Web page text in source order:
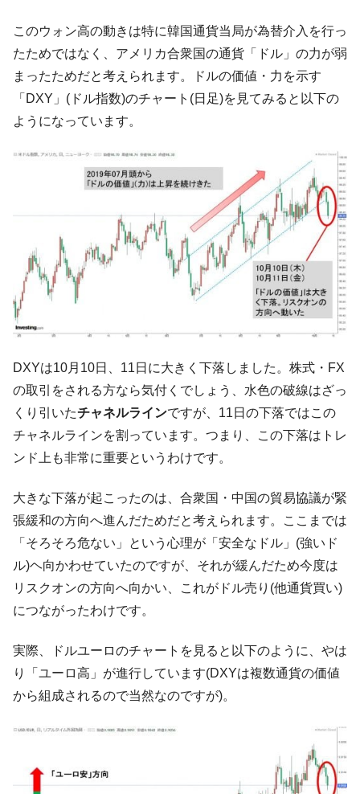
『Money1』
韓国政府「2035年までに18.4GW規模のAIデ
ータセンター整備」⇒ だから無理だってば。
『Money1』
JPモルガン「韓国レバレッジETFの清算は
ほぼ終わった」
『Money1』
韓国『国民年金公団』株価暴落で200兆蒸
韓国政府「ニセＫ-ブランドを通報しようキ
ャンペーン」⇒ あの名物教授も登場！
韓国「橋が落ちました」⇒ 耐久性「なさす
『Money1』
韓国鉄鋼最大手『POSCO』ズブズブ沈む。
営業利益80.2％も減少
『Money1』
米国下院「韓国の公務員個人をターゲット
にぶん殴る法案」提出！⇒ クーパン問題は合衆国企業に対
する差別。許してはおかぬ
韓国ボンクラ政策室長･金容範、株価暴落に
他人事のような発言。
業績「史上最高益」当期純利益は前年同期比13.4倍に。
機 ⇒ 10.7兆では損が出るからできない。
『Money1』
【速報】韓国株式市場の暴落・本日07月29
日(水)もサイドカー・サーキットブレイカーの二段コンボ
発動！
『Money1』
IT産業は人を雇用する効果は低い。全産業の
半分未満しか雇用を生まない
Fact1
日本の誇る海洋資源調査船『白嶺』は先進技術の
塊！
Fact1
夏の甲子園、優勝校を最も多く輩出している都道
府県とは？
Fact1 今話題の「楽天ライオンズ」とは？
平成仮面ライダーの意外すぎるモチーフとは？
このウォン高の動きは特に韓国通貨当局が為替介入を行っ
たためではなく、アメリカ合衆国の通貨「ドル」の力が弱
まったためだと考えられます。ドルの価値・力を示す
「DXY」(ドル指数)のチャート(日足)を見てみると以下の
ようになっています。
DXYは10月10日、11日に大きく下落しました。株式・FX
の取引をされる方なら気付くでしょう、水色の破線はざっ
くり引いたチャネルラインですが、11日の下落ではこの
チャネルラインを割っています。つまり、この下落はトレ
ンド上も非常に重要というわけです。
大きな下落が起こったのは、合衆国・中国の貿易協議が緊
張緩和の方向へ進んだためだと考えられます。ここまでは
「そろそろ危ない」という心理が「安全なドル」(強いド
ル)ヘ向かわせていたのですが、それが緩んだため今度は
リスクオンの方向へ向かい、これがドル売り(他通貨買い)
につながったわけです。
実際、ドルユーロのチャートを見ると以下のように、やは
り「ユーロ高」が進行しています(DXYは複数通貨の価値
から組成されるので当然なのですが)。